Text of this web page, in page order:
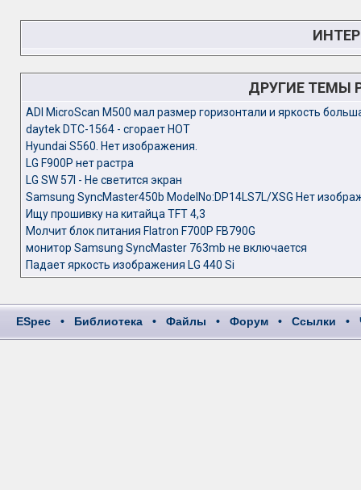
ДРУГИЕ ТЕМЫ
ADI MicroScan M500 мал размер горизонтали и яркость
daytek DTC-1564 - сгорает HOT
Hyundai S560. Нет изображения.
LG F900P нет растра
LG SW 57I - Не светится экран
Samsung SyncMaster450b ModelNo:DP14LS7L/XSG Нет
Ищу прошивку на китайца TFT 4,3
Молчит блок питания Flatron F700P FB790G
монитор Samsung SyncMaster 763mb не включается
Падает яркость изображения LG 440 Si
ESpec • Библиотека • Файлы • Форум • Ссылки •